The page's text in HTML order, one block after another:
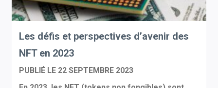
Les défis et perspectives d’avenir des
NFT en 2023
PUBLIÉ LE 22 SEPTEMBRE 2023